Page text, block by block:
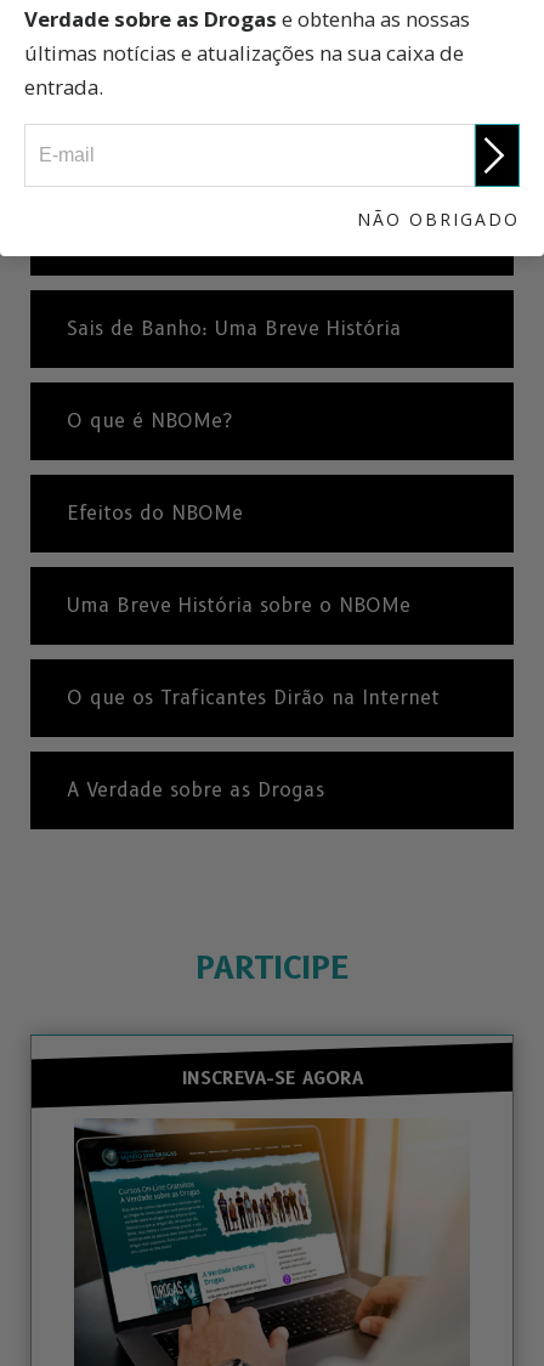
Maconha Sintética: Uma Breve História
O que São Sais de Banho?
Sais de Banho: Uma Breve História
O que é NBOMe?
Efeitos do NBOMe
Uma Breve História sobre o NBOMe
O que os Traficantes Dirão na Internet
A Verdade sobre as Drogas
PARTICIPE
INSCREVA-SE AGORA
Verdade sobre as Drogas e obtenha as nossas
últimas notícias e atualizações na sua caixa de
entrada.
NÃO OBRIGADO